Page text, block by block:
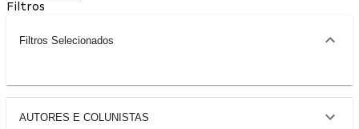
Filtros
Filtros Selecionados
AUTORES E COLUNISTAS